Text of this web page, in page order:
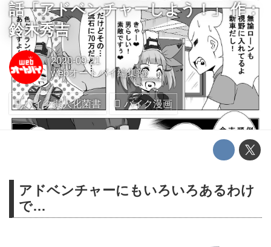
話「アドベンチャーしよう！」 作：
鈴木秀吉
2020-09-21
webオートバイ編集部
バイク擬人化菌書 バイク漫画
アドベンチャーにもいろいろあるわけ
で…